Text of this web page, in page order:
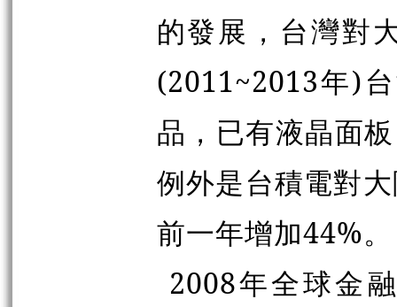
的發展，台灣對
(2011~2013年)
品，已有液晶面
例外是台積電對
前一年增加44%。
2008年全球金